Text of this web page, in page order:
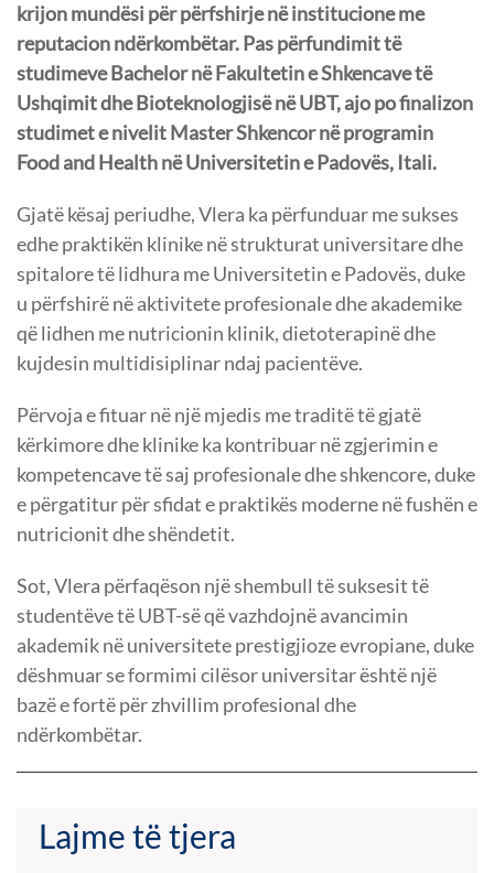
krijon mundësi për përfshirje në institucione me
reputacion ndërkombëtar. Pas përfundimit të
studimeve Bachelor në Fakultetin e Shkencave të
Ushqimit dhe Bioteknologjisë në UBT, ajo po finalizon
studimet e nivelit Master Shkencor në programin
Food and Health në Universitetin e Padovës, Itali.
Gjatë kësaj periudhe, Vlera ka përfunduar me sukses
edhe praktikën klinike në strukturat universitare dhe
spitalore të lidhura me Universitetin e Padovës, duke
u përfshirë në aktivitete profesionale dhe akademike
që lidhen me nutricionin klinik, dietoterapinë dhe
kujdesin multidisiplinar ndaj pacientëve.
Përvoja e fituar në një mjedis me traditë të gjatë
kërkimore dhe klinike ka kontribuar në zgjerimin e
kompetencave të saj profesionale dhe shkencore, duke
e përgatitur për sfidat e praktikës moderne në fushën e
nutricionit dhe shëndetit.
Sot, Vlera përfaqëson një shembull të suksesit të
studentëve të UBT-së që vazhdojnë avancimin
akademik në universitete prestigjioze evropiane, duke
dëshmuar se formimi cilësor universitar është një
bazë e fortë për zhvillim profesional dhe
ndërkombëtar.
Lajme të tjera